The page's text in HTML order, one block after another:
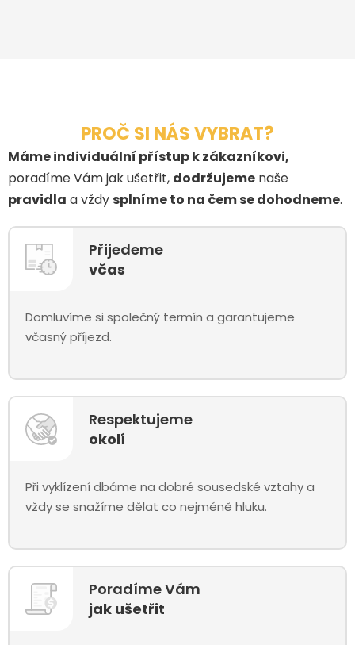
PROČ SI NÁS VYBRAT?
Máme individuální přístup k zákazníkovi,
poradíme Vám jak ušetřit, dodržujeme naše
pravidla a vždy splníme to na čem se dohodneme.
Přijedeme
včas
Domluvíme si společný termín a garantujeme
včasný příjezd.
Respektujeme
okolí
Při vyklízení dbáme na dobré sousedské vztahy a
vždy se snažíme dělat co nejméně hluku.
Poradíme Vám
jak ušetřit